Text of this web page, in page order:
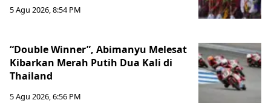
5 Agu 2026, 8:54 PM
“Double Winner”, Abimanyu Melesat
Kibarkan Merah Putih Dua Kali di
Thailand
5 Agu 2026, 6:56 PM